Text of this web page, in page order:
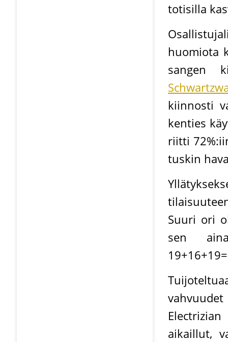
totisilla
huomiota
sangen
kiinnosti
kenties
riitti
tuskin
Suuri ori
sen
aikaillut,